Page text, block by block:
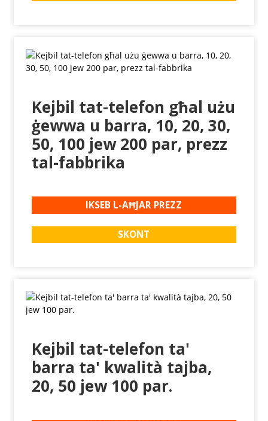
Kejbil tat-telefon għal użu
ġewwa u barra, 10, 20, 30,
50, 100 jew 200 par, prezz
tal-fabbrika
IKSEB L-AĦJAR PREZZ
SKONT
Kejbil tat-telefon ta'
barra ta' kwalità tajba,
20, 50 jew 100 par.